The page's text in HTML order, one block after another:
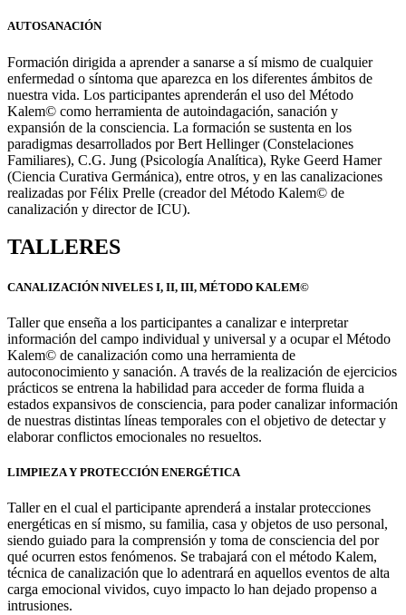
AUTOSANACIÓN
Formación dirigida a aprender a sanarse a sí mismo de cualquier
enfermedad o síntoma que aparezca en los diferentes ámbitos de
nuestra vida. Los participantes aprenderán el uso del Método
Kalem© como herramienta de autoindagación, sanación y
expansión de la consciencia. La formación se sustenta en los
paradigmas desarrollados por Bert Hellinger (Constelaciones
Familiares), C.G. Jung (Psicología Analítica), Ryke Geerd Hamer
(Ciencia Curativa Germánica), entre otros, y en las canalizaciones
realizadas por Félix Prelle (creador del Método Kalem© de
canalización y director de ICU).
TALLERES
CANALIZACIÓN NIVELES I, II, III, MÉTODO KALEM©
Taller que enseña a los participantes a canalizar e interpretar
información del campo individual y universal y a ocupar el Método
Kalem© de canalización como una herramienta de
autoconocimiento y sanación. A través de la realización de ejercicios
prácticos se entrena la habilidad para acceder de forma fluida a
estados expansivos de consciencia, para poder canalizar información
de nuestras distintas líneas temporales con el objetivo de detectar y
elaborar conflictos emocionales no resueltos.
LIMPIEZA Y PROTECCIÓN ENERGÉTICA
Taller en el cual el participante aprenderá a instalar protecciones
energéticas en sí mismo, su familia, casa y objetos de uso personal,
siendo guiado para la comprensión y toma de consciencia del por
qué ocurren estos fenómenos. Se trabajará con el método Kalem,
técnica de canalización que lo adentrará en aquellos eventos de alta
carga emocional vividos, cuyo impacto lo han dejado propenso a
intrusiones.